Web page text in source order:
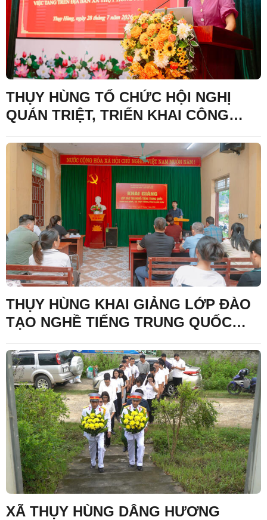
THỤY HÙNG TỔ CHỨC HỘI NGHỊ
QUÁN TRIỆT, TRIỂN KHAI CÔNG
SỐNG VĂN MINH TRONG VIỆC
CƯỚI, VIỆC TANG
THỤY HÙNG KHAI GIẢNG LỚP ĐÀO
TẠO NGHỀ TIẾNG TRUNG QUỐC
XÃ THỤY HÙNG DÂNG HƯƠNG